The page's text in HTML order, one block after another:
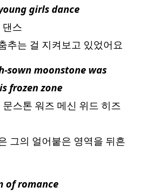
girls dance
스
추는 걸 지켜보고 있었어요
sown moonstone was
frozen zone
스톤 워즈 메신 위드 히즈
그의 얼어붙은 영역을 뒤흔
of romance